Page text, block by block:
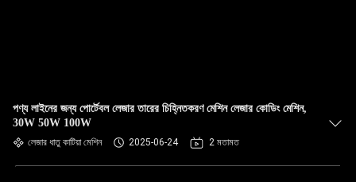
পণ্য লাইনের জন্য পোর্টেবল লেজার তারের চিহ্নিতকরণ মেশিন লেজার কোডিং মেশিন,
30W 50W 100W
লেজার ধাতু কাটিয়া মেশিন 2025-06-24 2 মতামত